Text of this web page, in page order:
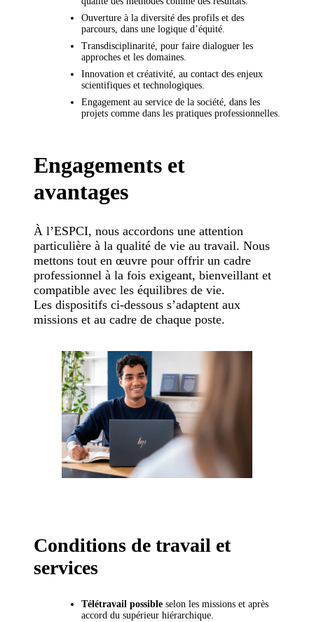
Ouverture à la diversité des profils et des
parcours, dans une logique d’équité.
Transdisciplinarité, pour faire dialoguer les
approches et les domaines.
Innovation et créativité, au contact des enjeux
scientifiques et technologiques.
Engagement au service de la société, dans les
projets comme dans les pratiques professionnelles.
Engagements et
avantages
À l’ESPCI, nous accordons une attention
particulière à la qualité de vie au travail. Nous
mettons tout en œuvre pour offrir un cadre
professionnel à la fois exigeant, bienveillant et
compatible avec les équilibres de vie.
Les dispositifs ci-dessous s’adaptent aux
missions et au cadre de chaque poste.
Conditions de travail et
services
Télétravail possible selon les missions et après
accord du supérieur hiérarchique.